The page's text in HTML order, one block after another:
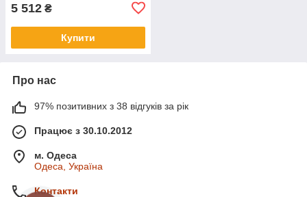
5 512 ₴
Купити
Про нас
97% позитивних з 38 відгуків за рік
Працює з 30.10.2012
м. Одеса
Одеса, Україна
Контакти